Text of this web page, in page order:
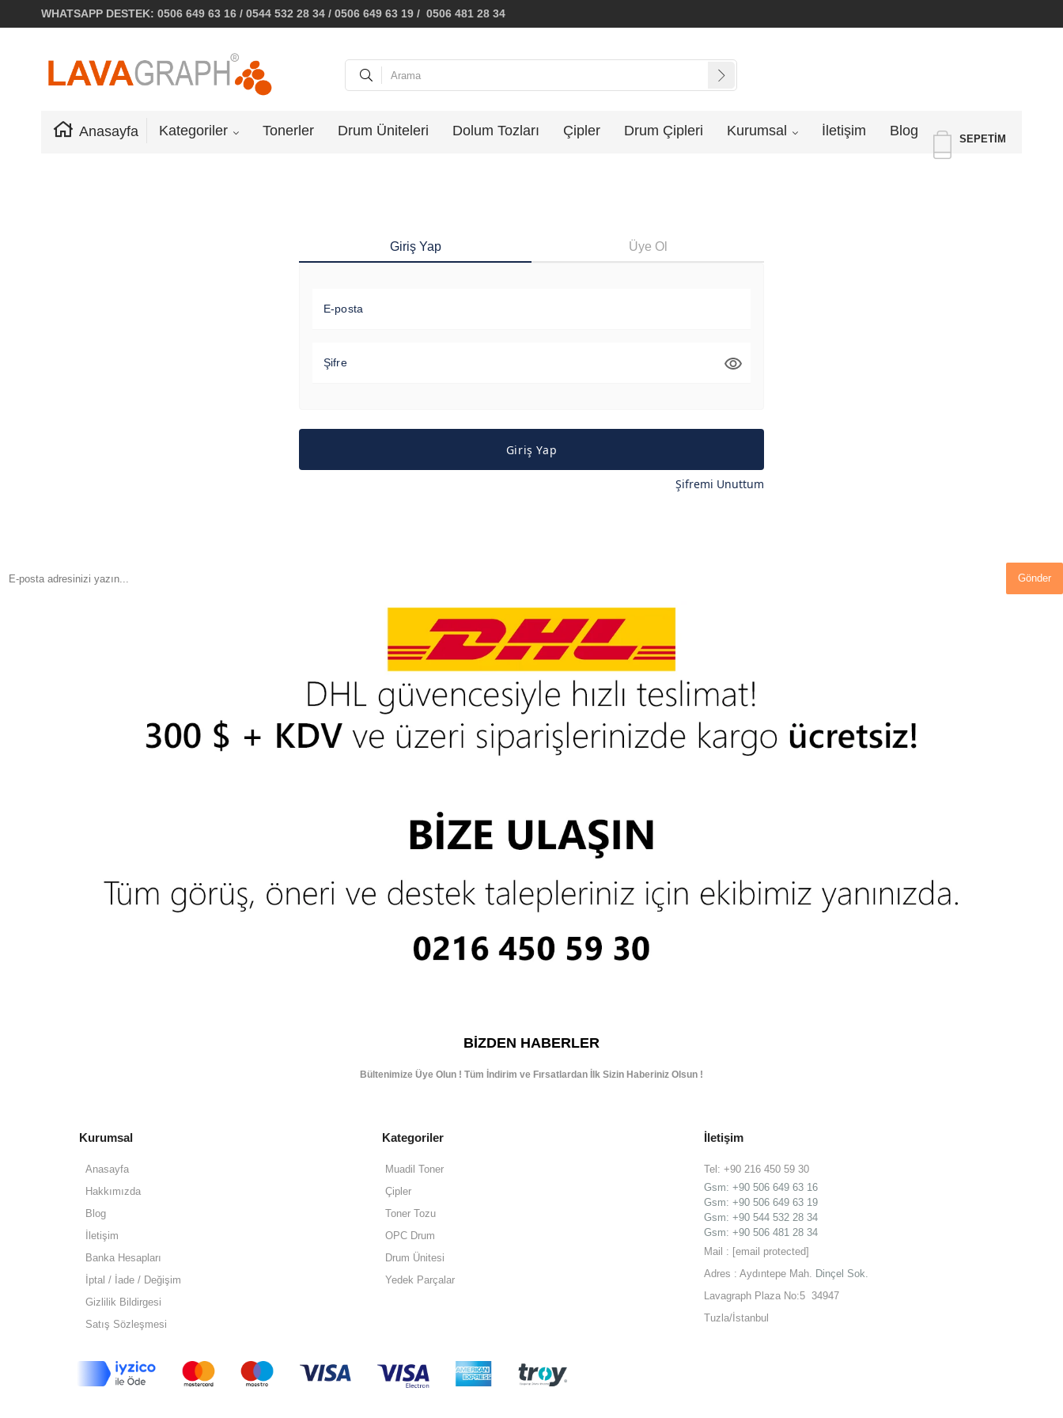
WHATSAPP DESTEK: 0506 649 63 16 / 0544 532 28 34 / 0506 649 63 19 / 0506 481 28 34
SEPETIM
Anasayfa Kategoriler Tonerler Drum Üniteleri Dolum Tozları Çipler Drum Çipleri Kurumsal İletişim Blog
Giriş Yap Üye Ol
E-posta
Şifre
Giriş Yap
Şifremi Unuttum
Gönder
BIZDEN HABERLER
Bültenimize Üye Olun ! Tüm İndirim ve Fırsatlardan İlk Sizin Haberiniz Olsun !
Kurumsal
Anasayfa
Hakkımızda
Blog
İletişim
Banka Hesapları
İptal / İade / Değişim
Gizlilik Bildirgesi
Satış Sözleşmesi
Kategoriler
Muadil Toner
Çipler
Toner Tozu
OPC Drum
Drum Ünitesi
Yedek Parçalar
İletişim
Tel: +90 216 450 59 30
Gsm:+90 506 649 63 16
Gsm:+90 506 649 63 19
Gsm: +90 544 532 28 34
Gsm: +90 506 481 28 34
Mail : [email protected]
Adres : Aydıntepe Mah. Dinçel Sok.
Lavagraph Plaza No:5 34947
Tuzla/İstanbul